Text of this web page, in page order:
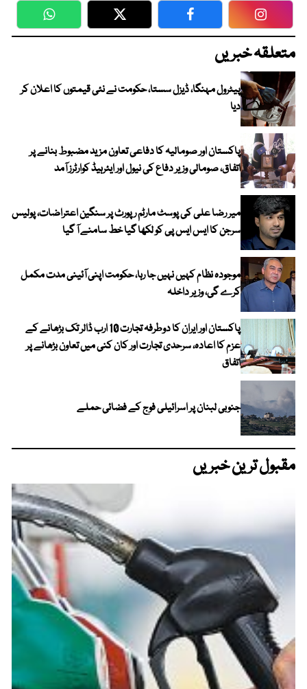
WhatsApp Twitter Facebook
متعلقہ خبریں
پیٹرول مہنگا، ڈیزل سستا، حکومت نے نئی قیمتوں کا اعلان کر
دیا
پاکستان اور صومالیہ کا دفاعی تعاون مزید مضبوط بنانے پر
اتفاق، صومالی وزیر دفاع کی نیول اور ایئرہیڈ کوارٹرز آمد
میر رضا علی کی پوسٹ مارٹم رپورٹ پر سنگین اعتراضات، پولیس
سرجن کا ایس ایس پی کو لکھا گیا خط سامنے آ گیا
موجودہ نظام کہیں نہیں جا رہا، حکومت اپنی آئینی مدت مکمل
کرے گی، وزیر داخلہ
پاکستان اور ایران کا دوطرفہ تجارت 10 ارب ڈالر تک بڑھانے کے
عزم کا اعادہ، سرحدی تجارت اور کان کنی میں تعاون بڑھانے پر
اتفاق
جنوبی لبنان پر اسرائیلی فوج کے فضائی حملے
مقبول ترین خبریں